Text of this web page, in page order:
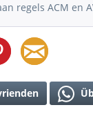
regels ACM en